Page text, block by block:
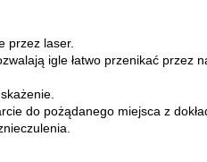
przez laser.
igle łatwo przenikać przez
do pożądanego miejsca z